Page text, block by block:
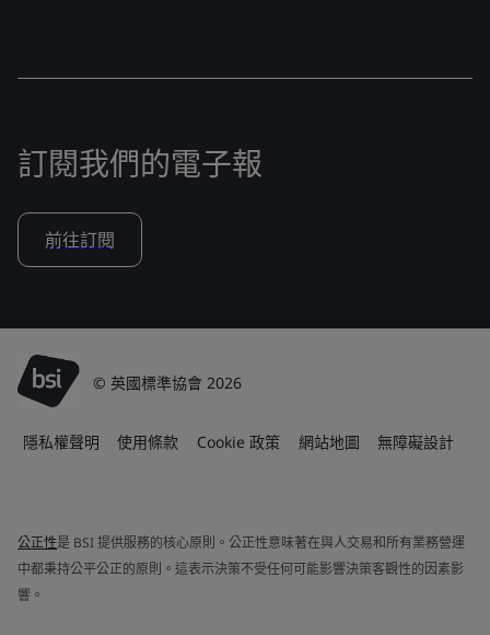
訂閱我們的電子報
前往訂閱
© 英國標準協會 2026
隱私權聲明 使用條款 Cookie 政策 網站地圖 無障礙設計
公正性是 BSI 提供服務的核心原則。公正性意味著在與人交易和所有業務營運
中都秉持公平公正的原則。這表示決策不受任何可能影響決策客觀性的因素影
響。